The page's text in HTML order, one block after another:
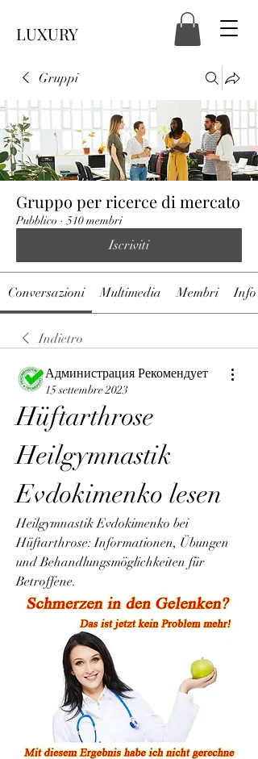
LUXURY
Gruppi
Gruppo per ricerce di mercato
Pubblico · 510 membri
Iscriviti
Conversazioni Multimedia Membri Info
Indietro
Администрация Рекомендует
15 settembre 2023
Hüftarthrose
Heilgymnastik
Evdokimenko lesen
Heilgymnastik Evdokimenko bei
Hüftarthrose: Informationen, Übungen
und Behandlungsmöglichkeiten für
Betroffene.